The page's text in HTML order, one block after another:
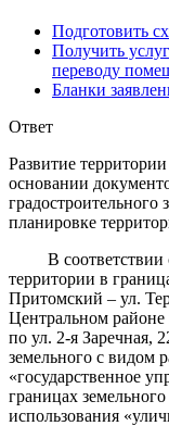
Подготовить
Получить
переводу
Бланки
Ответ
Развитие
основании
планировке
В соответствии с
территории в
Притомский – ул.
Центральном
по ул. 2-я Заречная,
земельного с видом
«государственное
границах
использования